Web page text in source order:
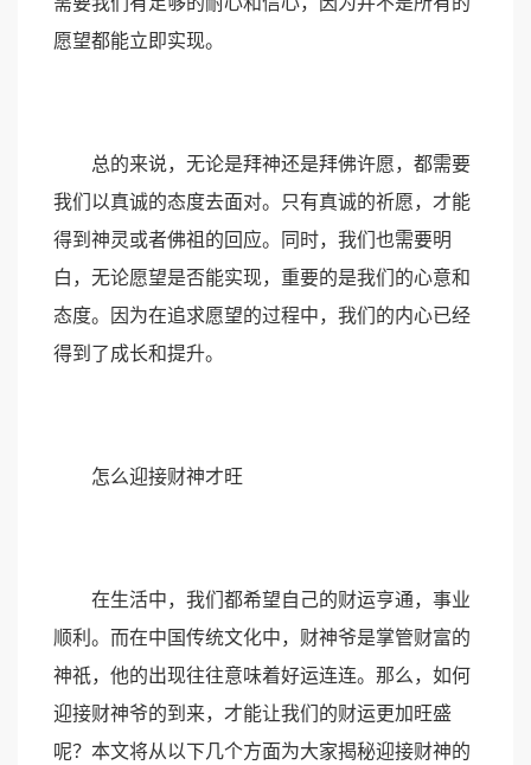
愿望都能立即实现。
总的来说，无论是拜神还是拜佛许愿，都需要
我们以真诚的态度去面对。只有真诚的祈愿，才能
得到神灵或者佛祖的回应。同时，我们也需要明
白，无论愿望是否能实现，重要的是我们的心意和
态度。因为在追求愿望的过程中，我们的内心已经
得到了成长和提升。
怎么迎接财神才旺
在生活中，我们都希望自己的财运亨通，事业
顺利。而在中国传统文化中，财神爷是掌管财富的
神祇，他的出现往往意味着好运连连。那么，如何
迎接财神爷的到来，才能让我们的财运更加旺盛
呢？本文将从以下几个方面为大家揭秘迎接财神的